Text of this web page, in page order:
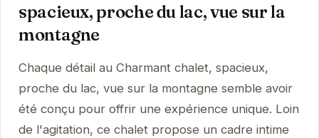
spacieux, proche du lac, vue sur la
montagne
Chaque détail au Charmant chalet, spacieux,
proche du lac, vue sur la montagne semble avoir
été conçu pour offrir une expérience unique. Loin
de l'agitation, ce chalet propose un cadre intime